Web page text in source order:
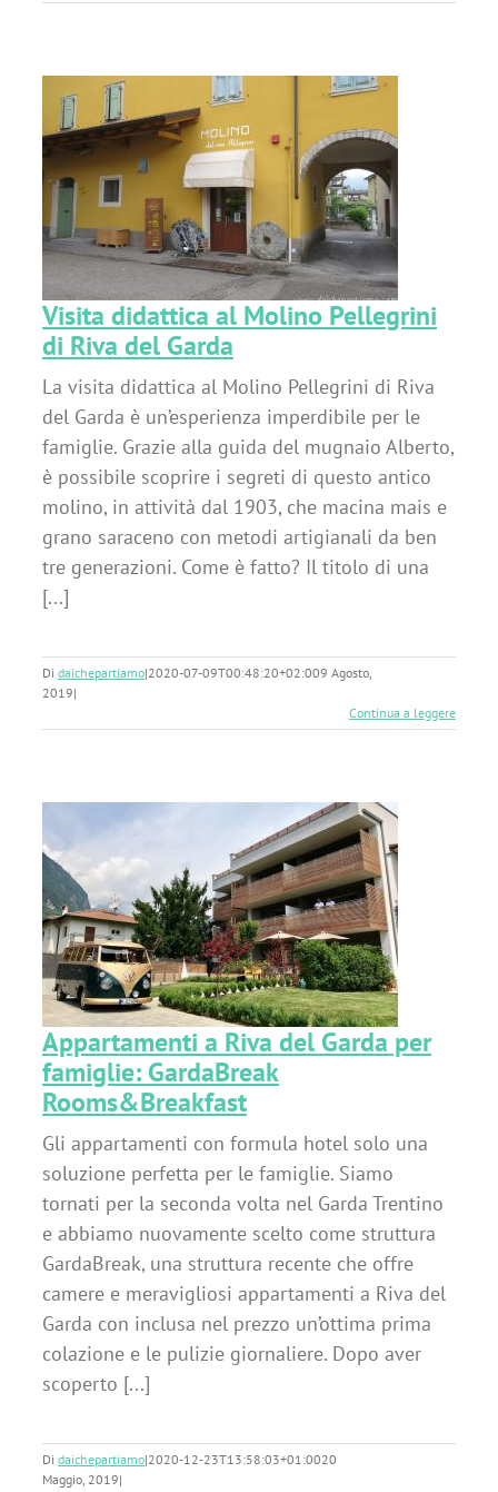
Visita didattica al Molino Pellegrini
di Riva del Garda
La visita didattica al Molino Pellegrini di Riva
del Garda è un’esperienza imperdibile per le
famiglie. Grazie alla guida del mugnaio Alberto,
è possibile scoprire i segreti di questo antico
molino, in attività dal 1903, che macina mais e
grano saraceno con metodi artigianali da ben
tre generazioni. Come è fatto? Il titolo di una
[...]
Di daichepartiamo|2020-07-09T00:48:20+02:009 Agosto,
2019|
Continua a leggere
Appartamenti a Riva del Garda per
famiglie: GardaBreak
Rooms&Breakfast
Gli appartamenti con formula hotel solo una
soluzione perfetta per le famiglie. Siamo
tornati per la seconda volta nel Garda Trentino
e abbiamo nuovamente scelto come struttura
GardaBreak, una struttura recente che offre
camere e meravigliosi appartamenti a Riva del
Garda con inclusa nel prezzo un’ottima prima
colazione e le pulizie giornaliere. Dopo aver
scoperto [...]
Di daichepartiamo|2020-12-23T13:58:03+01:0020
Maggio, 2019|